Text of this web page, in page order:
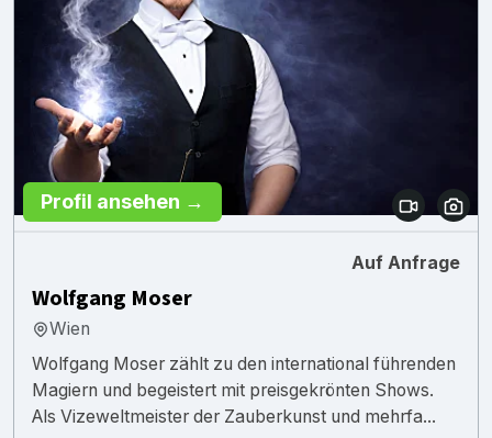
Profil ansehen →
Auf Anfrage
Wolfgang Moser
Wien
Wolfgang Moser zählt zu den international führenden
Magiern und begeistert mit preisgekrönten Shows.
Als Vizeweltmeister der Zauberkunst und mehrfa...